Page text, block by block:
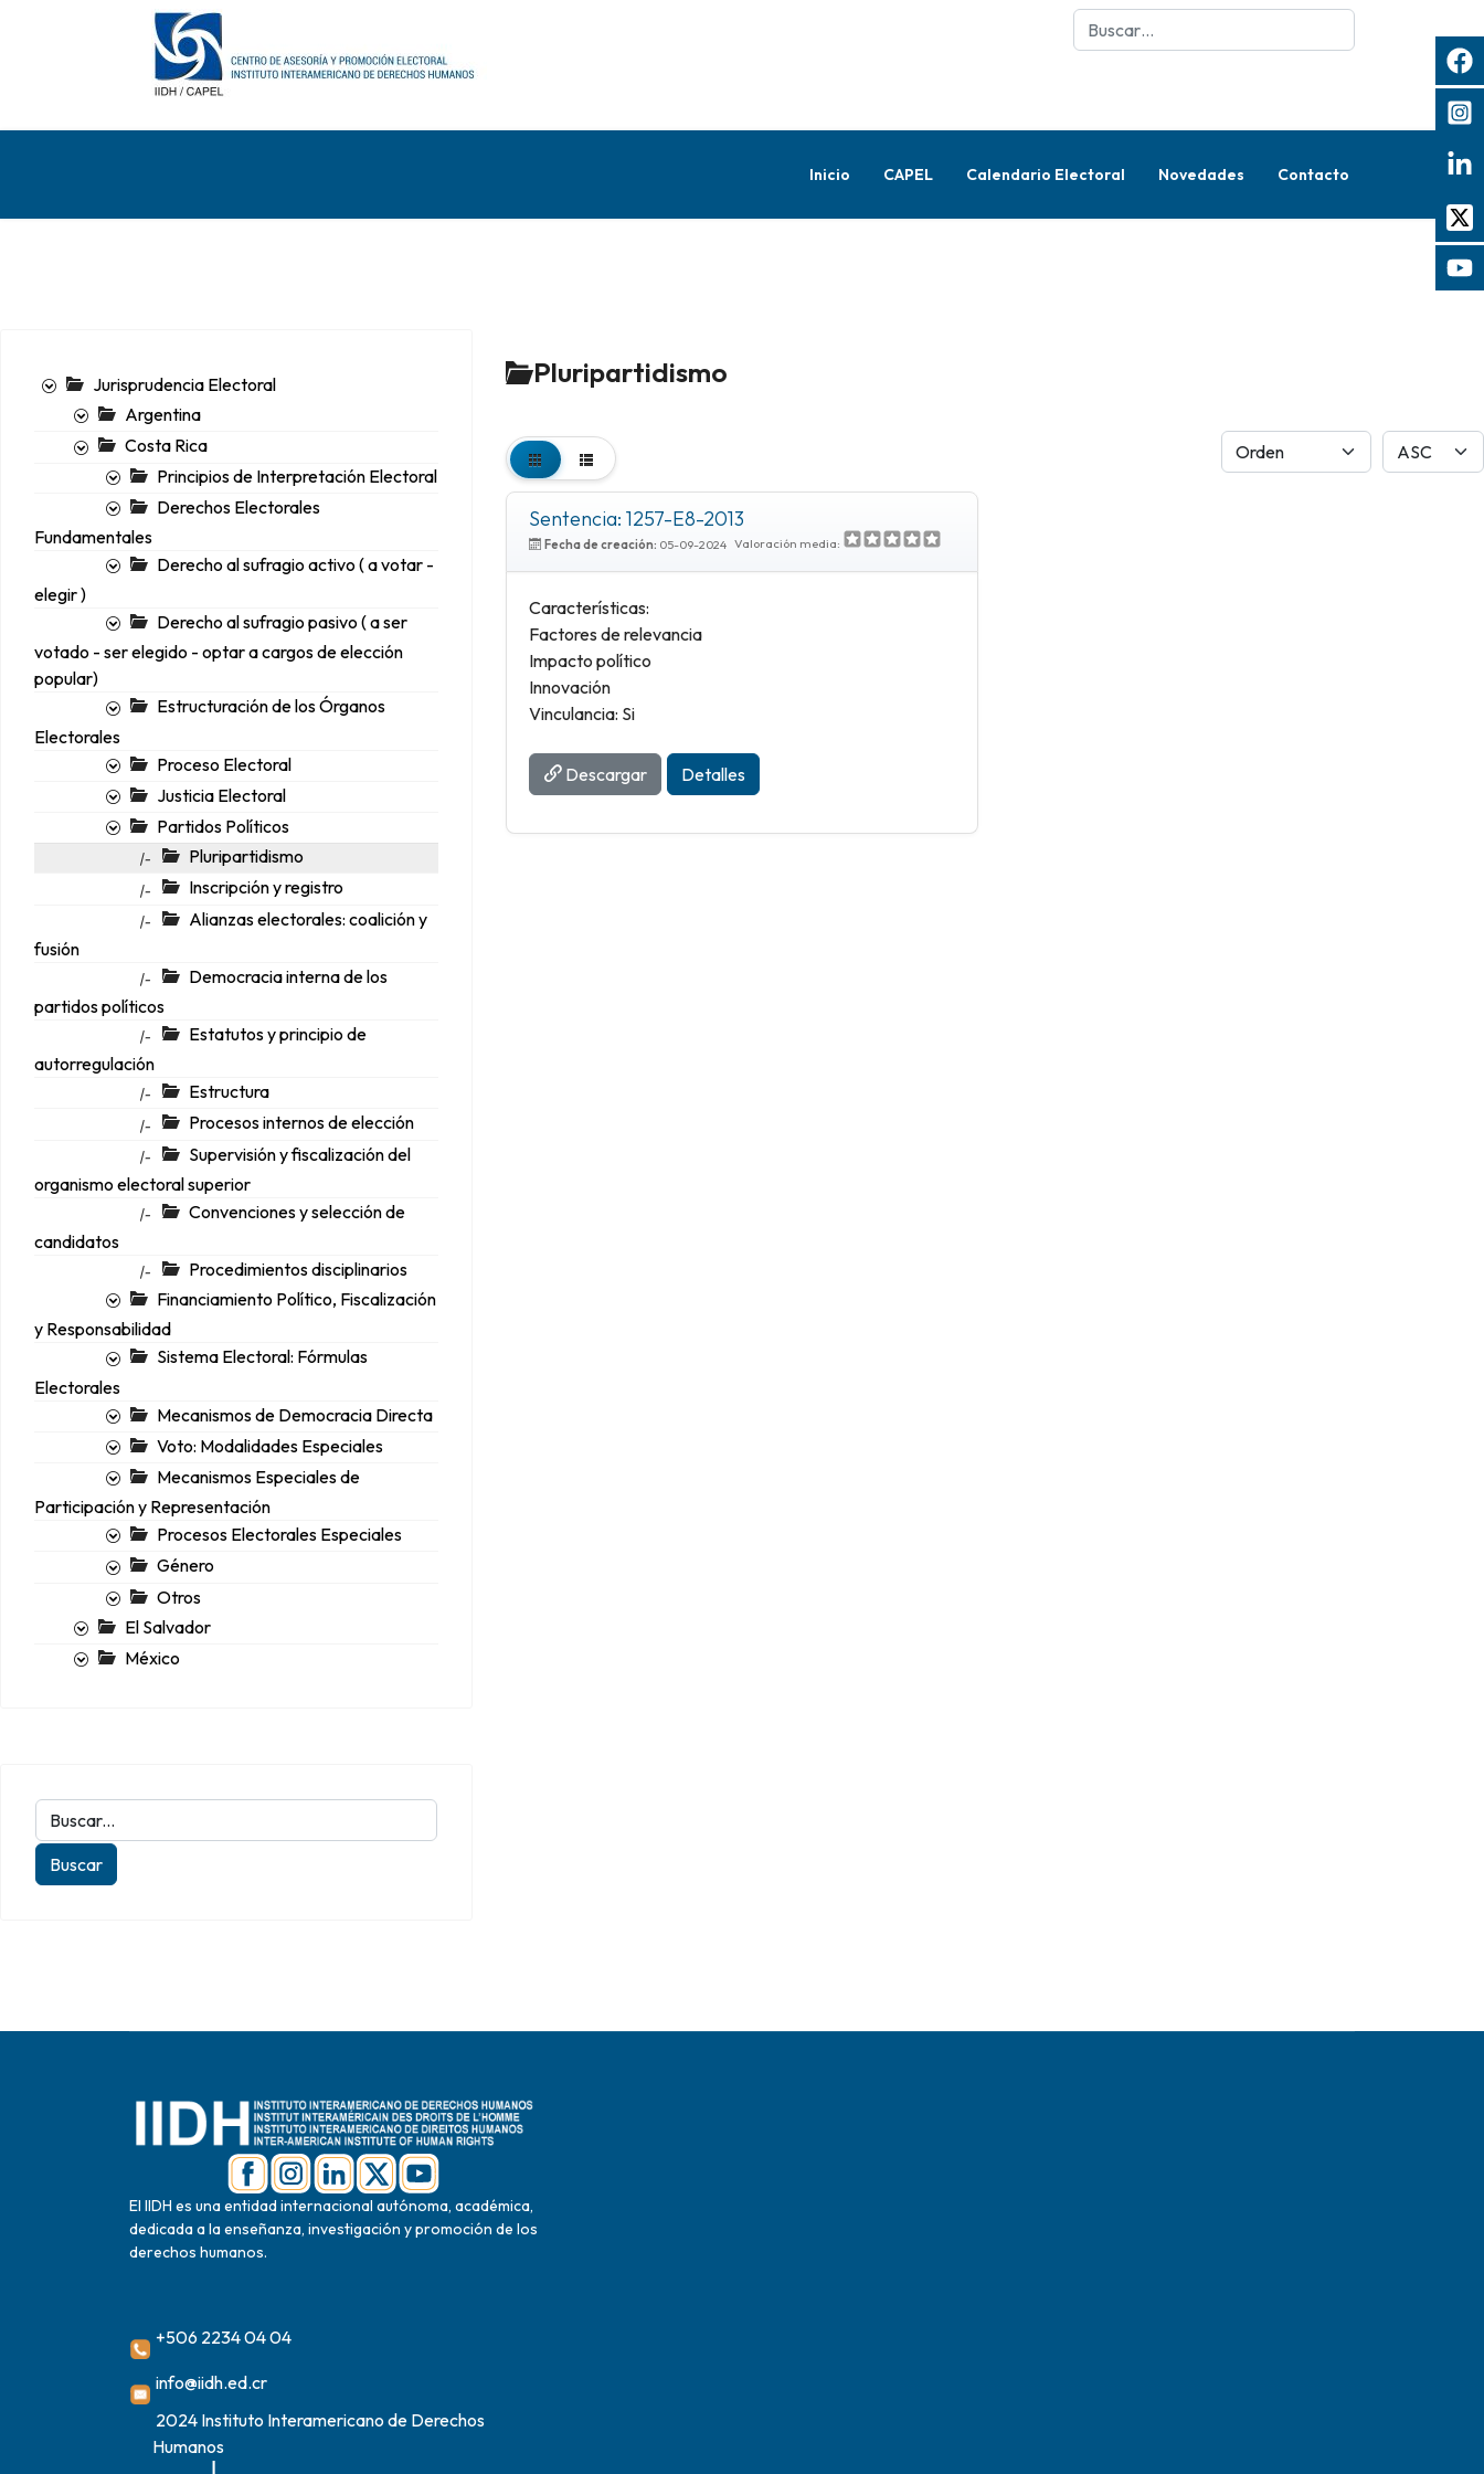
Buscar
Inicio CAPEL Calendario Electoral Novedades Contacto
Jurisprudencia Electoral
Argentina
Costa Rica
Principios de Interpretación Electoral
Derechos Electorales
Fundamentales
Derecho al sufragio activo ( a votar -
elegir )
Derecho al sufragio pasivo ( a ser
votado - ser elegido - optar a cargos de elección
popular)
Estructuración de los Órganos
Electorales
Proceso Electoral
Justicia Electoral
Partidos Políticos
|- Pluripartidismo
|- Inscripción y registro
|-
Alianzas electorales: coalición y
fusión
|-
Democracia interna de los
partidos políticos
|-
Estatutos y principio de
autorregulación
|- Estructura
|- Procesos internos de elección
|-
Supervisión y fiscalización del
organismo electoral superior
|-
Convenciones y selección de
candidatos
|-
Procedimientos disciplinarios
Financiamiento Político, Fiscalización
y Responsabilidad
Sistema Electoral: Fórmulas
Electorales
Mecanismos de Democracia Directa
Voto: Modalidades Especiales
Mecanismos Especiales de
Participación y Representación
Procesos Electorales Especiales
Género
Otros
El Salvador
México
Pluripartidismo
Sentencia: 1257-E8-2013
Fecha de creación: 05-09-2024 Valoración media:
Características:
Factores de relevancia
Impacto político
Innovación
Vinculancia: Si
Descargar Detalles
El IIDH es una entidad internacional autónoma, académica,
dedicada a la enseñanza, investigación y promoción de los
derechos humanos.
+506 2234 04 04
info@iidh.ed.cr
2024 Instituto Interamericano de Derechos
Humanos